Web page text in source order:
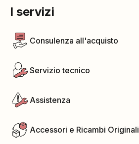
I servizi
Consulenza all'acquisto
Servizio tecnico
Assistenza
Accessori e Ricambi Originali